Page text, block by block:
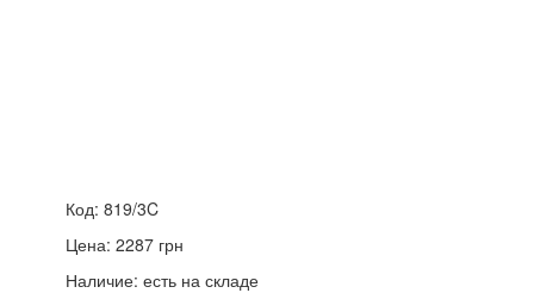
Код: 819/3C
Цена: 2287 грн
Наличие: есть на складе